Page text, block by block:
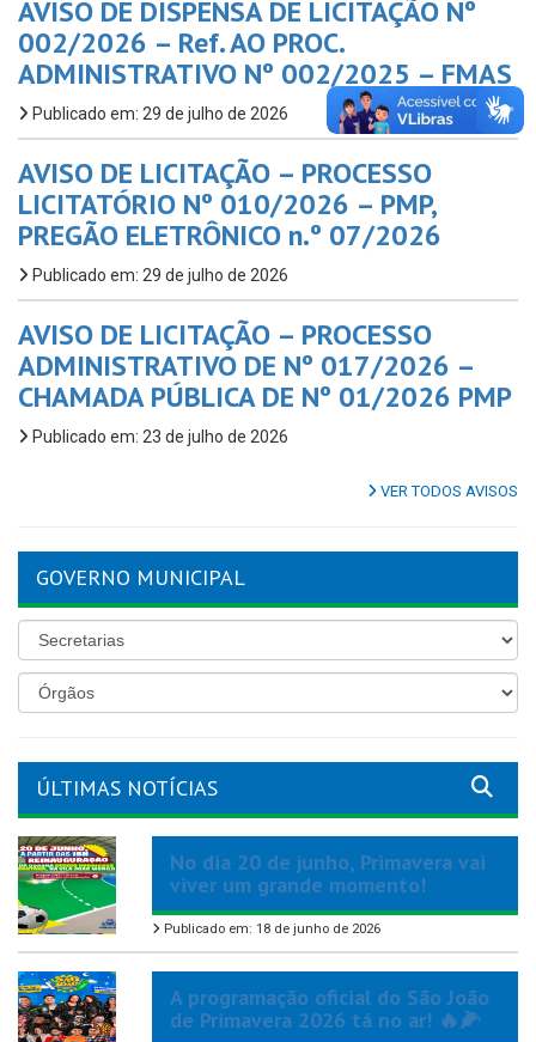
AVISO DE DISPENSA DE LICITAÇÃO Nº
002/2026 – Ref. AO PROC.
ADMINISTRATIVO Nº 002/2025 – FMAS
Publicado em: 29 de julho de 2026
AVISO DE LICITAÇÃO – PROCESSO
LICITATÓRIO Nº 010/2026 – PMP,
PREGÃO ELETRÔNICO n.º 07/2026
Publicado em: 29 de julho de 2026
AVISO DE LICITAÇÃO – PROCESSO
ADMINISTRATIVO DE Nº 017/2026 –
CHAMADA PÚBLICA DE Nº 01/2026 PMP
Publicado em: 23 de julho de 2026
VER TODOS AVISOS
GOVERNO MUNICIPAL
ÚLTIMAS NOTÍCIAS
No dia 20 de junho, Primavera vai
viver um grande momento!
Publicado em: 18 de junho de 2026
A programação oficial do São João
de Primavera 2026 tá no ar! 🔥🌽